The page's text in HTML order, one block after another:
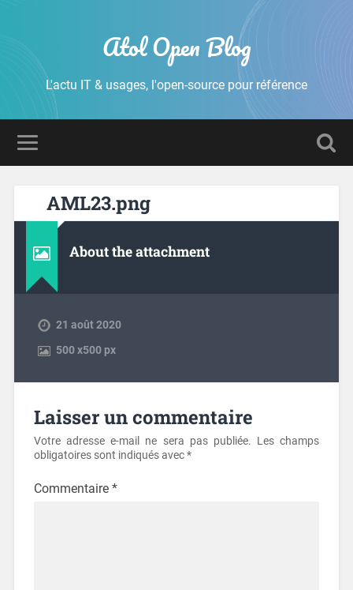
Atol Open Blog
L'actu IT & usages, l'open-source pour référence
AML23.png
About the attachment
21 août 2020
500x500 px
Laisser un commentaire
Votre adresse e-mail ne sera pas publiée. Les champs
obligatoires sont indiqués avec*
Commentaire *